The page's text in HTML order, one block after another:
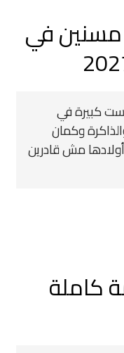
في
ست كبيرة في
وكمان
مش قادرين
كاملة